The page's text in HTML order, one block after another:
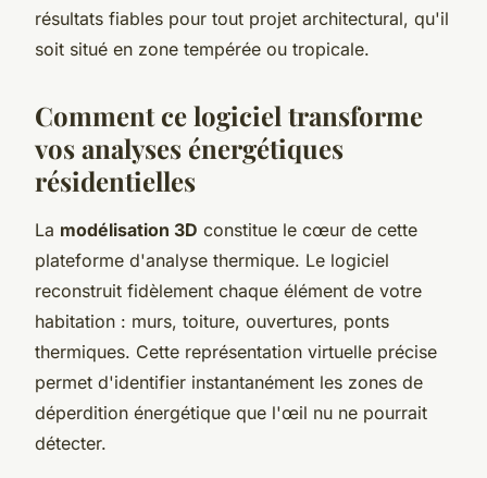
résultats fiables pour tout projet architectural, qu'il
soit situé en zone tempérée ou tropicale.
Comment ce logiciel transforme
vos analyses énergétiques
résidentielles
La modélisation 3D constitue le cœur de cette
plateforme d'analyse thermique. Le logiciel
reconstruit fidèlement chaque élément de votre
habitation : murs, toiture, ouvertures, ponts
thermiques. Cette représentation virtuelle précise
permet d'identifier instantanément les zones de
déperdition énergétique que l'œil nu ne pourrait
détecter.